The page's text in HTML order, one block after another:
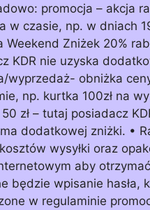
promocja – akcja
w czasie, np. w dniach
Weekend Zniżek 20%
KDR nie uzyska
wyprzedaż- obniżka
np. kurtka 100zł na
zł – tutaj posiadacz
dodatkowej zniżki. •
wysyłki oraz
aby
będzie wpisanie hasła,
w regulaminie